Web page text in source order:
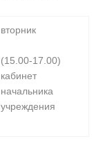
вторник
(15.00-17.00)
кабинет
начальника
учреждения